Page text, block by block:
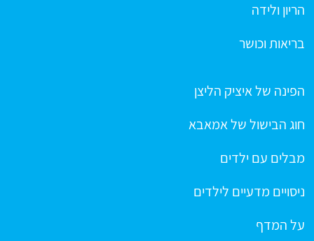
הריון ולידה
בריאות וכושר
הפינה של איציק הליצן
חוג הבישול של אמאבא
מבלים עם ילדים
ניסויים מדעיים לילדים
על המדף